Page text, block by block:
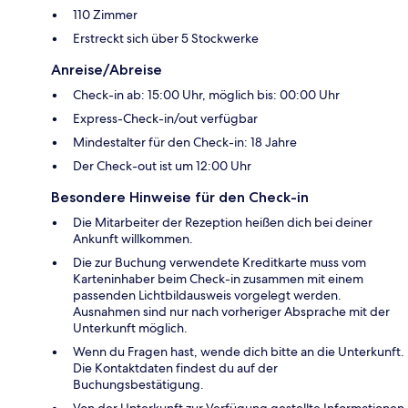
110 Zimmer
Erstreckt sich über 5 Stockwerke
Anreise/Abreise
Check-in ab: 15:00 Uhr, möglich bis: 00:00 Uhr
Express-Check-in/out verfügbar
Mindestalter für den Check-in: 18 Jahre
Der Check-out ist um 12:00 Uhr
Besondere Hinweise für den Check-in
Die Mitarbeiter der Rezeption heißen dich bei deiner
Ankunft willkommen.
Die zur Buchung verwendete Kreditkarte muss vom
Karteninhaber beim Check-in zusammen mit einem
passenden Lichtbildausweis vorgelegt werden.
Ausnahmen sind nur nach vorheriger Absprache mit der
Unterkunft möglich.
Wenn du Fragen hast, wende dich bitte an die Unterkunft.
Die Kontaktdaten findest du auf der
Buchungsbestätigung.